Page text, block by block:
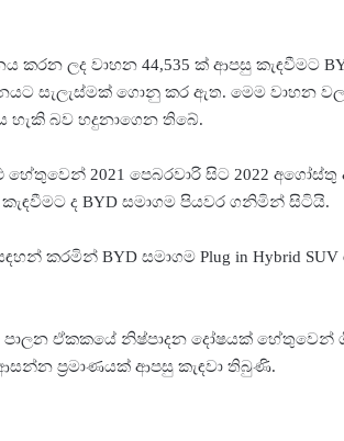
කරන ලද වාහන 44,535 ක් ආපසු කැඳවීමට
සැලැස්මක් ගොනු කර ඇත. මෙම වාහන
හැකි බව හදුනාගෙන තිබේ.
2021 පෙබරවාරි සිට 2022 අගෝස්තු
ද BYD සමාගම පියවර ගනිමින් සිටියි.
කරමින් BYD සමාගම Plug in Hybrid SUV
පාලන ඒකකයේ නිෂ්පාදන දෝෂයක් හේතුවෙන්
ප්‍රමාණයක් ආපසු කැඳවා තිබුණි.